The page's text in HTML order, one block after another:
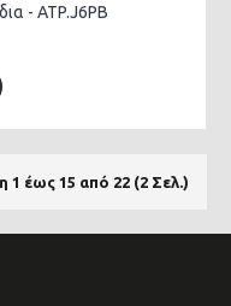
- ATP.J6PB
1 έως 15 από 22 (2 Σελ.)